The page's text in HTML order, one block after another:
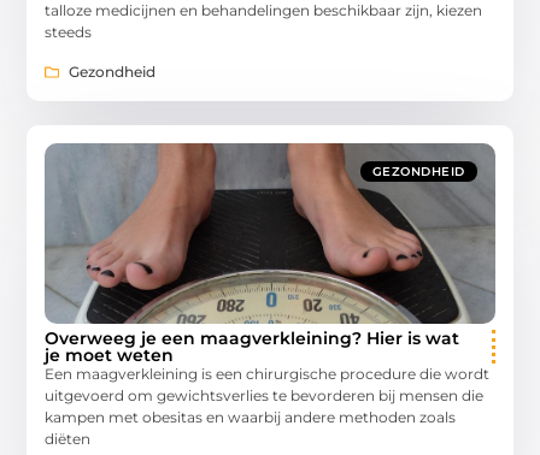
talloze medicijnen en behandelingen beschikbaar zijn, kiezen
steeds
Gezondheid
GEZONDHEID
Overweeg je een maagverkleining? Hier is wat
je moet weten
Een maagverkleining is een chirurgische procedure die wordt
uitgevoerd om gewichtsverlies te bevorderen bij mensen die
kampen met obesitas en waarbij andere methoden zoals
diëten